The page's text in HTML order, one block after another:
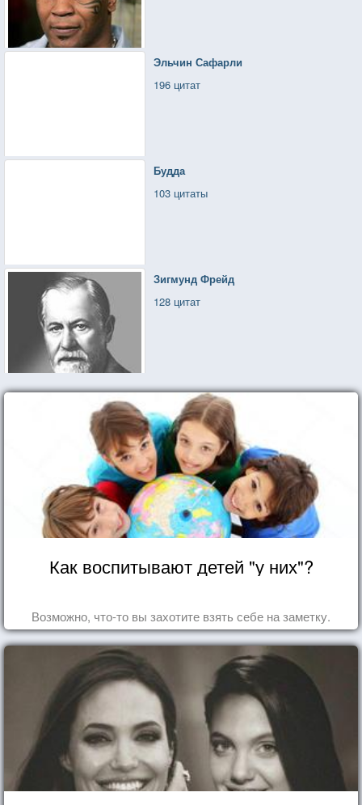
Эльчин Сафарли
196 цитат
Будда
103 цитаты
Зигмунд Фрейд
128 цитат
Как воспитывают детей "у них"?
Возможно, что-то вы захотите взять себе на заметку.